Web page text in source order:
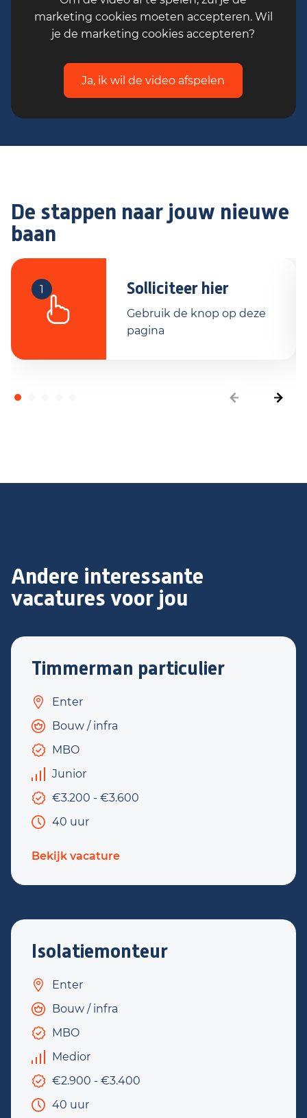
belangrijke bijdrage levert aan
verduurzamingsprojecten en houd je van
aanpakken? Dan maken wij vanuit
graag kennis met je. Reageren kan t/m
20 augustus 2026. Startdatum voor deze
mooie baan als werkvoorbereider is 1
marketing cookies moeten accepteren. Wil
je de marketing cookies accepteren?
Ja, ik wil de video afspelen
De stappen naar jouw nieuwe
baan
1 Solliciteer hier
Gebruik de knop op deze
pagina
Andere interessante
vacatures voor jou
Timmerman particulier
Enter
Bouw / infra
MBO
Junior
€3.200 - €3.600
40 uur
Bekijk vacature
Isolatiemonteur
Enter
Bouw / infra
MBO
Medior
€2.900 - €3.400
40 uur